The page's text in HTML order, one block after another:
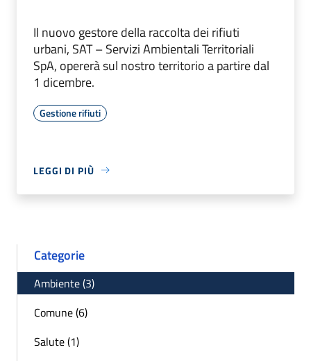
Il nuovo gestore della raccolta dei rifiuti
urbani, SAT – Servizi Ambientali Territoriali
SpA, opererà sul nostro territorio a partire dal
1 dicembre.
Gestione rifiuti
LEGGI DI PIÙ
Categorie
Ambiente (3)
Comune (6)
Salute (1)